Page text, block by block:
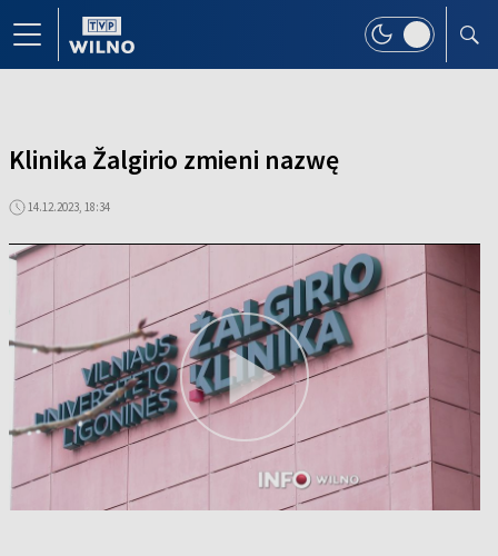
Klinika Žalgirio zmieni nazwę
14.12.2023, 18:34